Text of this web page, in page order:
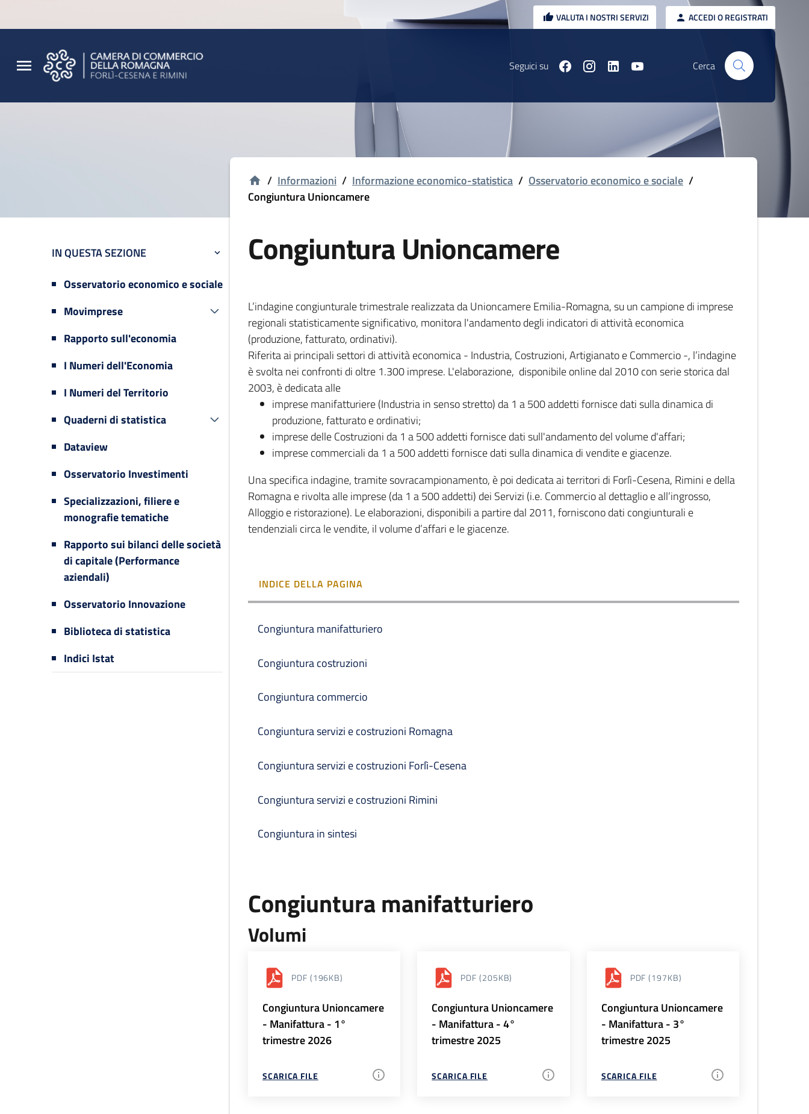
VALUTA I NOSTRI SERVIZI ACCEDI O REGISTRATI
Seguici su Cerca
IN QUESTA SEZIONE
Osservatorio economico e sociale
Movimprese
Rapporto sull'economia
I Numeri dell'Economia
I Numeri del Territorio
Quaderni di statistica
Dataview
Osservatorio Investimenti
Specializzazioni, filiere e
monografie tematiche
Rapporto sui bilanci delle società
di capitale (Performance
aziendali)
Osservatorio Innovazione
Biblioteca di statistica
Indici Istat
/ Informazioni / Informazione economico-statistica / Osservatorio economico e sociale /
Congiuntura Unioncamere
Congiuntura Unioncamere
L’indagine congiunturale trimestrale realizzata da Unioncamere Emilia-Romagna, su un campione di imprese
regionali statisticamente significativo, monitora l'andamento degli indicatori di attività economica
(produzione, fatturato, ordinativi).
Riferita ai principali settori di attività economica - Industria, Costruzioni, Artigianato e Commercio -, l’indagine
è svolta nei confronti di oltre 1.300 imprese. L'elaborazione, disponibile online dal 2010 con serie storica dal
2003, è dedicata alle
imprese manifatturiere (Industria in senso stretto) da 1 a 500 addetti fornisce dati sulla dinamica di
produzione, fatturato e ordinativi;
imprese delle Costruzioni da 1 a 500 addetti fornisce dati sull'andamento del volume d'affari;
imprese commerciali da 1 a 500 addetti fornisce dati sulla dinamica di vendite e giacenze.
Una specifica indagine, tramite sovracampionamento, è poi dedicata ai territori di Forlì-Cesena, Rimini e della
Romagna e rivolta alle imprese (da 1 a 500 addetti) dei Servizi (i.e. Commercio al dettaglio e all’ingrosso,
Alloggio e ristorazione). Le elaborazioni, disponibili a partire dal 2011, forniscono dati congiunturali e
tendenziali circa le vendite, il volume d’affari e le giacenze.
INDICE DELLA PAGINA
Congiuntura manifatturiero
Congiuntura costruzioni
Congiuntura commercio
Congiuntura servizi e costruzioni Romagna
Congiuntura servizi e costruzioni Forlì-Cesena
Congiuntura servizi e costruzioni Rimini
Congiuntura in sintesi
Congiuntura manifatturiero
Volumi
PDF (196KB)
Congiuntura Unioncamere
- Manifattura - 1°
trimestre 2026
SCARICA FILE
PDF (205KB)
Congiuntura Unioncamere
- Manifattura - 4°
trimestre 2025
SCARICA FILE
PDF (197KB)
Congiuntura Unioncamere
- Manifattura - 3°
trimestre 2025
SCARICA FILE